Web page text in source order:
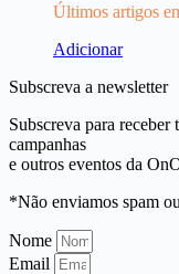
Últimos artigos
Adicionar
Subscreva a newsletter
Subscreva para receber
campanhas
e outros eventos da
*Não enviamos spam
Nome
Email